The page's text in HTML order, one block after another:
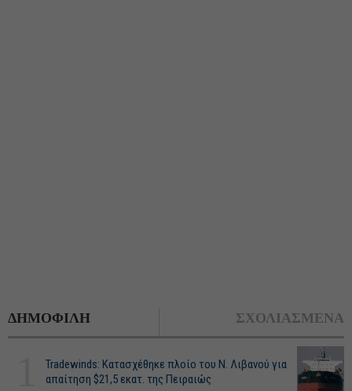
ΔΗΜΟΦΙΛΗ ΣΧΟΛΙΑΣΜΕΝΑ
Tradewinds: Κατασχέθηκε πλοίο του Ν. Λιβανού για
απαίτηση $21,5 εκατ. της Πειραιώς